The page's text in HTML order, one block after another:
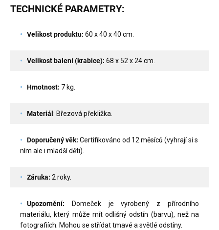
TECHNICKÉ PARAMETRY:
Velikost produktu: 60 x 40 x 40 cm.
Velikost balení (krabice): 68 x 52 x 24 cm.
Hmotnost: 7 kg.
Materiál : Březová překližka.
Doporučený věk: Certifikováno od 12 měsíců (vyhrají si s
ním ale i mladší děti).
Záruka: 2 roky.
Upozornění: Domeček je vyrobený z přírodního
materiálu, který může mít odlišný odstín (barvu), než na
fotografiích. Mohou se střídat tmavé a světlé odstíny.